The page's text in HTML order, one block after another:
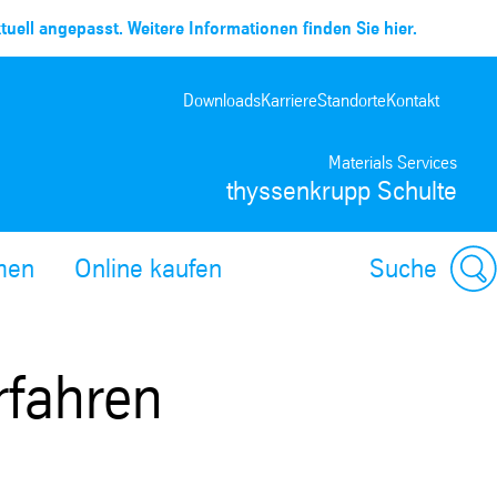
angepasst. Weitere Informationen finden Sie hier.
Materials Services
thyssenkrupp Schulte
DownloadsKarriereStandorteKontakt
Online kaufen Suche